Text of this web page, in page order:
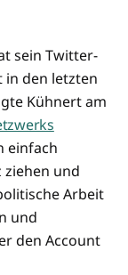
sein Twitter-
in den letzten
Kühnert am
einfach
ziehen und
Arbeit
und
den Account